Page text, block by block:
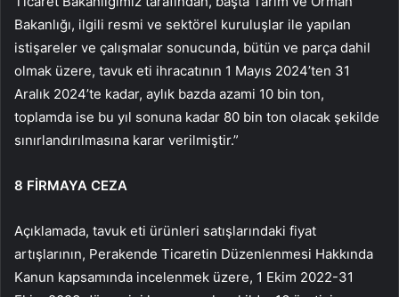
Bakanlığı, ilgili resmi ve sektörel kuruluşlar ile yapılan
istişareler ve çalışmalar sonucunda, bütün ve parça dahil
olmak üzere, tavuk eti ihracatının 1 Mayıs 2024’ten 31
Aralık 2024’te kadar, aylık bazda azami 10 bin ton,
toplamda ise bu yıl sonuna kadar 80 bin ton olacak şekilde
sınırlandırılmasına karar verilmiştir.”
8 FİRMAYA CEZA
Açıklamada, tavuk eti ürünleri satışlarındaki fiyat
artışlarının, Perakende Ticaretin Düzenlenmesi Hakkında
Kanun kapsamında incelenmek üzere, 1 Ekim 2022-31